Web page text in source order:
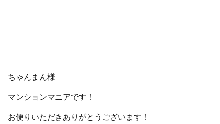
ちゃんまん様
マンションマニアです！
お便りいただきありがとうございます！